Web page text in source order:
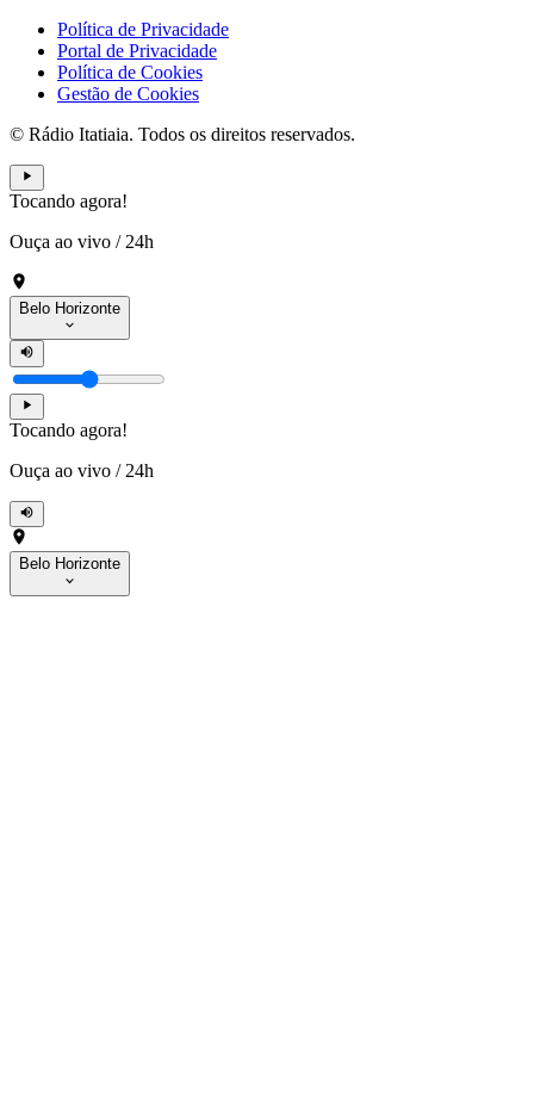
Política de Privacidade
Portal de Privacidade
Política de Cookies
Gestão de Cookies
© Rádio Itatiaia. Todos os direitos reservados.
Tocando agora!
Ouça ao vivo / 24h
Belo Horizonte
Tocando agora!
Ouça ao vivo / 24h
Belo Horizonte